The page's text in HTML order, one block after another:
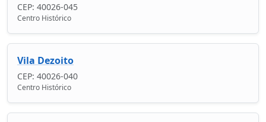
CEP: 40026-045
Centro Histórico
Vila Dezoito
CEP: 40026-040
Centro Histórico